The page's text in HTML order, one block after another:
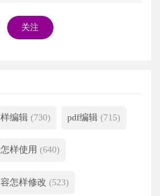
关注
编辑 (730) pdf编辑 (715)
样使用 (640)
怎样修改 (523)